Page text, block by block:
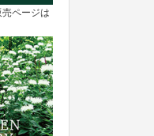
ページは